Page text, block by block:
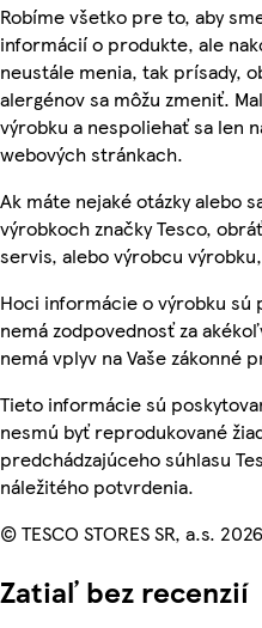
Robíme všetko pre to, aby
informácií o produkte, ale
neustále menia, tak prísady,
alergénov sa môžu zmeniť.
výrobku a nespoliehať sa len
webových stránkach.
Ak máte nejaké otázky alebo
výrobkoch značky Tesco,
servis, alebo výrobcu
Hoci informácie o výrobku sú
nemá zodpovednosť za
nemá vplyv na Vaše zákonné
Tieto informácie sú
nesmú byť reprodukované
predchádzajúceho súhlasu
náležitého potvrdenia.
© TESCO STORES SR, a.s. 2026
Zatiaľ bez recenzií